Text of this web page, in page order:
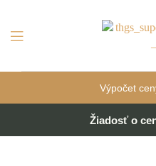
Výpočet
Žiadosť o